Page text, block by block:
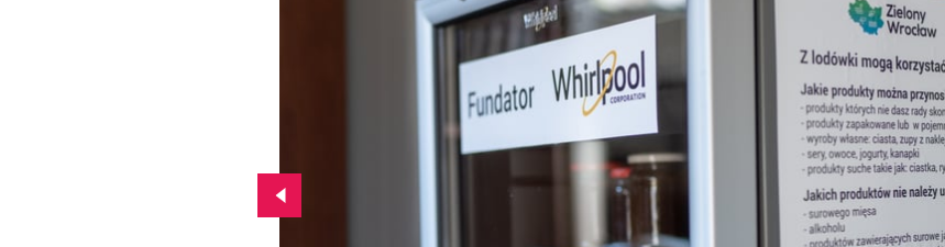
Przejdź do poprzedniego zdjęcia.